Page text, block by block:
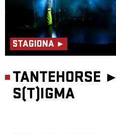
STAGIONA ►
TANTEHORSE ►
S(T)IGMA